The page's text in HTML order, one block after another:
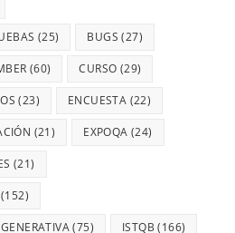
(25) BUGS (27)
(60) CURSO (29)
(23) ENCUESTA (22)
(21) EXPOQA (24)
(21)
(152)
(75) ISTQB (166)